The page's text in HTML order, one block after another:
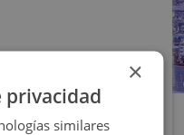
×
privacidad
similares